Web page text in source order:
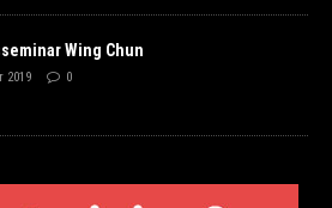
Wing Chun
2019 0